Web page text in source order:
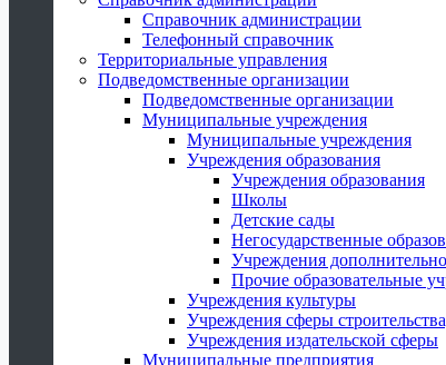
Справочник администрации
Телефонный справочник
Территориальные управления
Подведомственные организации
Подведомственные организации
Муниципальные учреждения
Муниципальные учреждения
Учреждения образования
Учреждения образования
Школы
Детские сады
Негосударственные
Учреждения
Прочие образовательные
Учреждения культуры
Учреждения сферы
Учреждения издательской сферы
Муниципальные предприятия